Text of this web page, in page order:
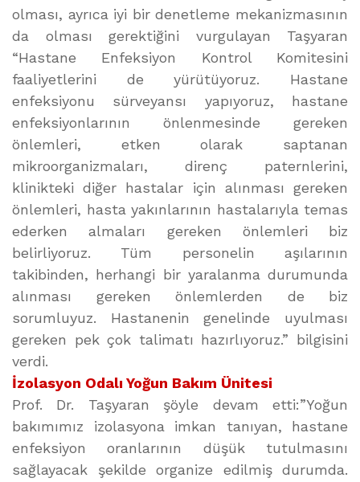
olması, ayrıca iyi bir denetleme mekanizmasının
da olması gerektiğini vurgulayan Taşyaran
“Hastane Enfeksiyon Kontrol Komitesini
faaliyetlerini de yürütüyoruz. Hastane
enfeksiyonu sürveyansı yapıyoruz, hastane
enfeksiyonlarının önlenmesinde gereken
önlemleri, etken olarak saptanan
mikroorganizmaları, direnç paternlerini,
klinikteki diğer hastalar için alınması gereken
önlemleri, hasta yakınlarının hastalarıyla temas
ederken almaları gereken önlemleri biz
belirliyoruz. Tüm personelin aşılarının
takibinden, herhangi bir yaralanma durumunda
alınması gereken önlemlerden de biz
sorumluyuz. Hastanenin genelinde uyulması
gereken pek çok talimatı hazırlıyoruz.” bilgisini
verdi.
İzolasyon Odalı Yoğun Bakım Ünitesi
Prof. Dr. Taşyaran şöyle devam etti:”Yoğun
bakımımız izolasyona imkan tanıyan, hastane
enfeksiyon oranlarının düşük tutulmasını
sağlayacak şekilde organize edilmiş durumda.